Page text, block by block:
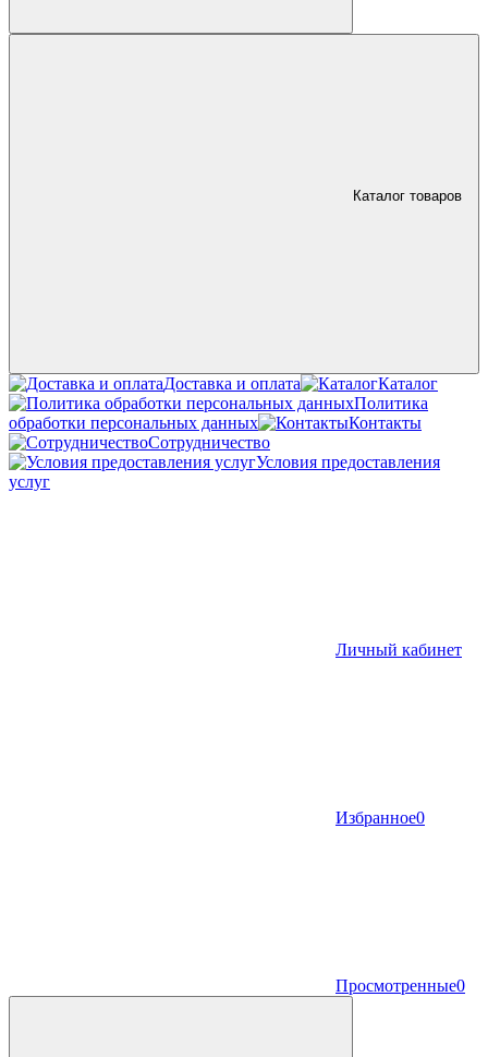
Каталог товаров
Доставка и оплата
Каталог
Политика
обработки персональных данных
Контакты
Сотрудничество
Условия предоставления
услуг
Личный кабинет
Избранное0
Просмотренные0